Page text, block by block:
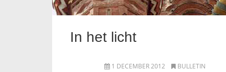
In het licht
1 DECEMBER 2012 BULLETIN